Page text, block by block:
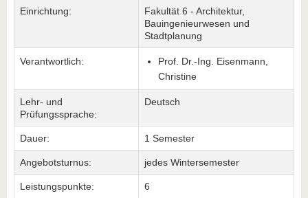
Einrichtung:
Fakultät 6 - Architektur,
Bauingenieurwesen und
Stadtplanung
Verantwortlich:
Prof. Dr.-Ing. Eisenmann,
Christine
Lehr- und
Prüfungssprache:
Deutsch
Dauer: 1 Semester
Angebotsturnus: jedes Wintersemester
Leistungspunkte: 6